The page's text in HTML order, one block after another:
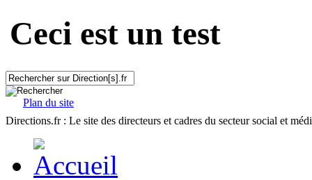
Ceci est un test
Plan du site
Directions.fr : Le site des directeurs et cadres du secteur social et